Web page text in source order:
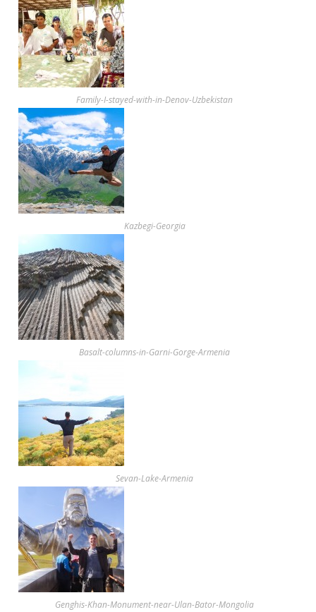
Family-I-stayed-with-in-Denov-Uzbekistan
Kazbegi-Georgia
Basalt-columns-in-Garni-Gorge-Armenia
Sevan-Lake-Armenia
Genghis-Khan-Monument-near-Ulan-Bator-Mongolia